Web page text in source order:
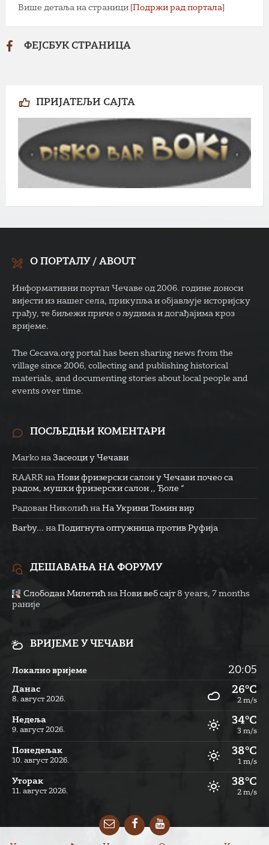
Више детаља на страници [Подржи рад портала]
ФЕЈСБУК СТРАНИЦА
ПРИЈАТЕЉИ САЈТА
О ПОРТАЛУ / ABOUT
Информативни портал Чечаве од 2006. године доноси
вијести из нашег села, прикупља и објављује историјску
грађу, те биљежи приче о људима и догађајима кроз
вријеме.
The Cecava.org portal has been sharing news from the
village since 2006, collecting and publishing historical
materials, and documenting stories about local people and
events over time.
ПОСЉЕДЊИ КОМЕНТАРИ
Marko на Засеоци у Чечави
RAARR на Нови фризерски салон у Чечави почео са
радом, мушки фризерски салон ,, Ђоле “
Радован Николић на На Укрини Томин вир
Barby... на Подигнута оптужница против Руфија
ДЕШАВАЊА НА ФОРУМУ
Слободан Милетић на Нови веб сајт 8 years, 7 months
раније
ВРИЈЕМЕ У ЧЕЧАВИ
Локално вријеме 20:05
Данас
8. август 2026.
26°C
2 m/s
Недеља
9. август 2026.
34°C
3 m/s
Понедељак
10. август 2026.
38°C
1 m/s
Уторак
11. август 2026.
38°C
2 m/s
EmailFacebookYouTube